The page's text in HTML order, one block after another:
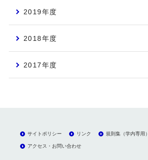
2019年度
2018年度
2017年度
サイトポリシー リンク 規則集（学内専用）
アクセス・お問い合わせ